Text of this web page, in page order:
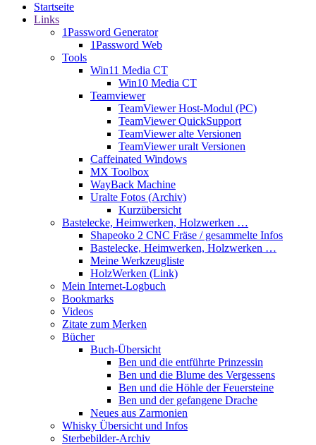
Startseite
Links
1Password Generator
1Password Web
Tools
Win11 Media CT
Win10 Media CT
Teamviewer
TeamViewer Host-Modul (PC)
TeamViewer QuickSupport
TeamViewer alte Versionen
TeamViewer uralt Versionen
Caffeinated Windows
MX Toolbox
WayBack Machine
Uralte Fotos (Archiv)
Kurzübersicht
Bastelecke, Heimwerken, Holzwerken …
Shapeoko 2 CNC Fräse / gesammelte Infos
Bastelecke, Heimwerken, Holzwerken …
Meine Werkzeugliste
HolzWerken (Link)
Mein Internet-Logbuch
Bookmarks
Videos
Zitate zum Merken
Bücher
Buch-Übersicht
Ben und die entführte Prinzessin
Ben und die Blume des Vergessens
Ben und die Höhle der Feuersteine
Ben und der gefangene Drache
Neues aus Zarmonien
Whisky Übersicht und Infos
Sterbebilder-Archiv